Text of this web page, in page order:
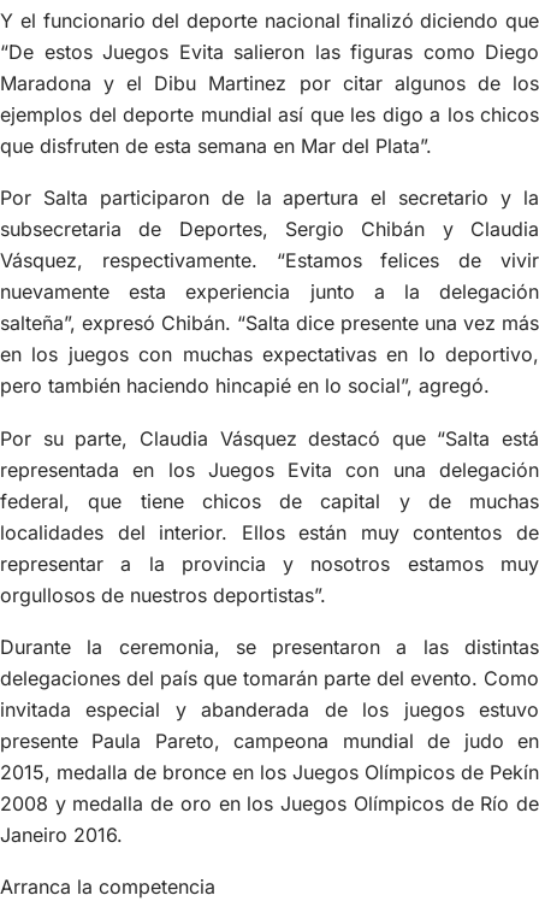
Y el funcionario del deporte nacional finalizó diciendo que
“De estos Juegos Evita salieron las figuras como Diego
Maradona y el Dibu Martinez por citar algunos de los
ejemplos del deporte mundial así que les digo a los chicos
que disfruten de esta semana en Mar del Plata”.
Por Salta participaron de la apertura el secretario y la
subsecretaria de Deportes, Sergio Chibán y Claudia
Vásquez, respectivamente. “Estamos felices de vivir
nuevamente esta experiencia junto a la delegación
salteña”, expresó Chibán. “Salta dice presente una vez más
en los juegos con muchas expectativas en lo deportivo,
pero también haciendo hincapié en lo social”, agregó.
Por su parte, Claudia Vásquez destacó que “Salta está
representada en los Juegos Evita con una delegación
federal, que tiene chicos de capital y de muchas
localidades del interior. Ellos están muy contentos de
representar a la provincia y nosotros estamos muy
orgullosos de nuestros deportistas”.
Durante la ceremonia, se presentaron a las distintas
delegaciones del país que tomarán parte del evento. Como
invitada especial y abanderada de los juegos estuvo
presente Paula Pareto, campeona mundial de judo en
2015, medalla de bronce en los Juegos Olímpicos de Pekín
2008 y medalla de oro en los Juegos Olímpicos de Río de
Janeiro 2016.
Arranca la competencia